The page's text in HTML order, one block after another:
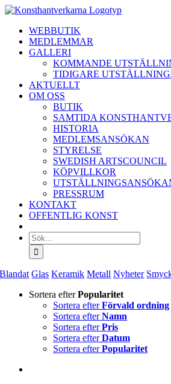
Fortsätt
innehålletWEBBUTIK
MEDLEMMAR
GALLERI
KOMMANDE
TIDIGARE
AKTUELLT
OM OSS
BUTIK
SAMTIDA
HISTORIA
MEDLEMSANSÖKAN
STYRELSE
SWEDISH ARTSCOUNCIL
KÖPVILLKOR
PRESSRUM
KONTAKT
OFFENTLIG KONST
Sök
efter:
Blandat Glas Keramik Metall Nyheter
Sortera efterPopularitet
Sortera efterFörvald ordning
Sortera efterNamn
Sortera efterPris
Sortera efterDatum
Sortera efterPopularitet